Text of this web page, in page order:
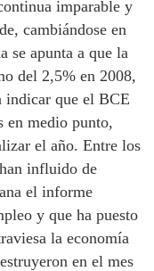
imparable y
cambiándose en
se apunta a que la
del 2,5% en 2008,
indicar que el BCE
en medio punto,
el año. Entre los
influido de
el informe
y que ha puesto
la economía
en el mes